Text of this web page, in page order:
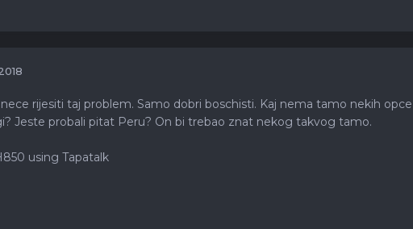
rijesiti taj problem. Samo dobri boschisti. Kaj nema tamo nekih
Jeste probali pitat Peru? On bi trebao znat nekog takvog tamo.
using Tapatalk